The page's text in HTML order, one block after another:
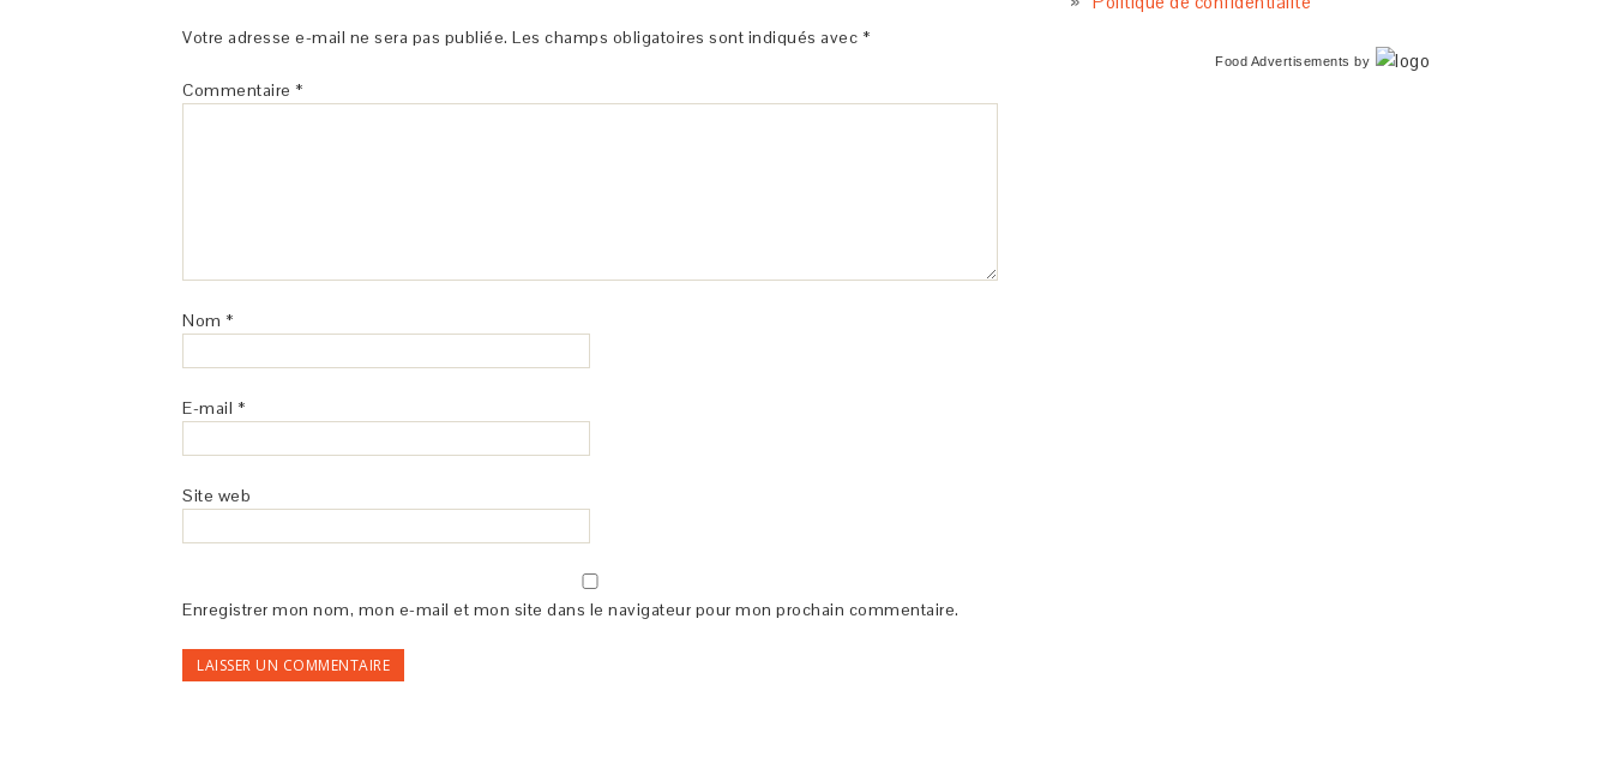
Votre adresse e-mail ne sera pas publiée. Les champs obligatoires sont indiqués avec *
Commentaire *
Nom *
E-mail *
Site web
Enregistrer mon nom, mon e-mail et mon site dans le navigateur pour mon prochain commentaire.
Food Advertisements by